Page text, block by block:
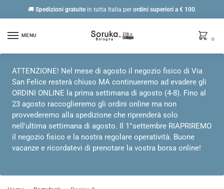
🚚 Spedizioni gratuitein tutta Italia per ordini superiori a € 100.
MENU
0
ATTENZIONE! Nel mese di agosto il negozio fisico di Via
San Felice resterà chiuso MA continueremo ad evadere gli
ORDINI ONLINE la prima settimana di agosto (4-8). Fino al
23 agosto raccoglieremo gli ordini online ma non
provvederemo alla spedizione che riprenderà solo
nell'ultima settimana di agosto. Il 1°settembre RIAPRIREMO
il negozio fisico e la nostra regolare operatività. Buone
vacanze e ricordatevi di prenotare la vostra borsa online!